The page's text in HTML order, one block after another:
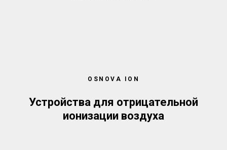
OSNOVA ION
Устройства для отрицательной
ионизации воздуха